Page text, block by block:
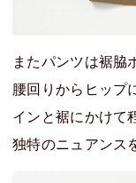
またパンツは裾脇
腰回りからヒップ
インと裾にかけて
独特のニュアンス